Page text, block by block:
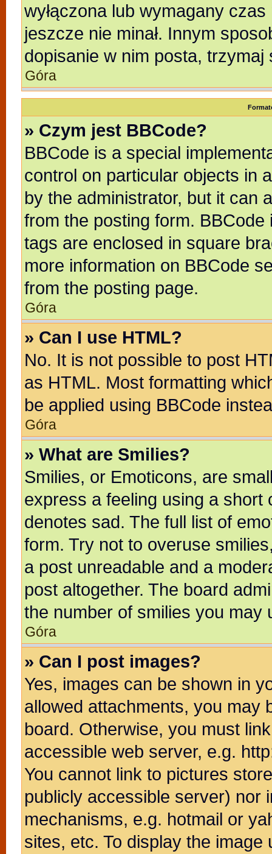
wyłączona lub wymagany
jeszcze nie minał. Innym
dopisanie w nim posta,
Góra
» Czym jest BBCode?
BBCode is a special
control on particular objects in
by the administrator, but it can
from the posting form.
tags are enclosed in square
more information on BBCode
from the posting page.
Góra
» Can I use HTML?
No. It is not possible to post
as HTML. Most formatting
be applied using BBCode
Góra
» What are Smilies?
Smilies, or Emoticons, are
express a feeling using a short
denotes sad. The full list of
form. Try not to overuse
a post unreadable and a
post altogether. The board
the number of smilies you may
Góra
» Can I post images?
Yes, images can be shown in
allowed attachments, you may
board. Otherwise, you must
accessible web server, e.g.
You cannot link to pictures
publicly accessible server) nor
mechanisms, e.g. hotmail or
sites, etc. To display the